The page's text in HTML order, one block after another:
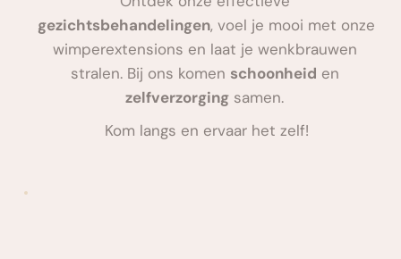
gezichtsbehandelingen, voel je mooi met onze
wimperextensions en laat je wenkbrauwen
stralen. Bij ons komen schoonheid
zelfverzorging samen.
Kom langs en ervaar het zelf!